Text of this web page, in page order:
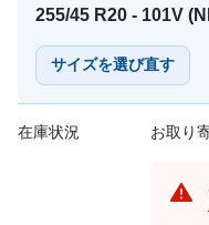
255/45 R20 - 101V
サイズを選び直す
在庫状況 お取り